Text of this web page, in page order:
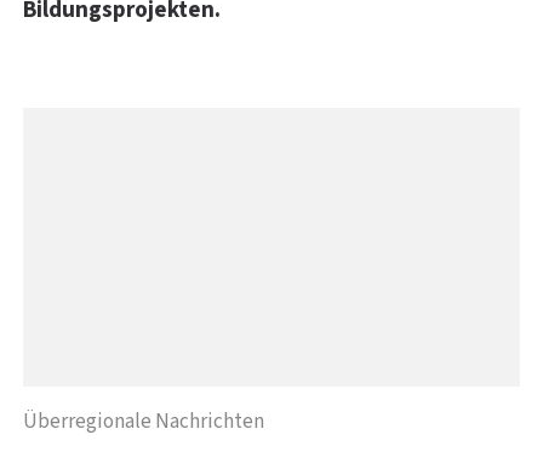
Bildungsprojekten.
Überregionale Nachrichten